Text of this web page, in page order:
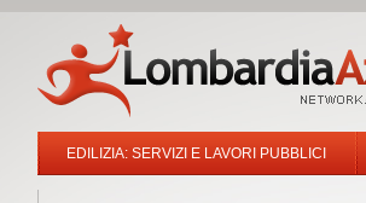
EDILIZIA: SERVIZI E LAVORI PUBBLICI